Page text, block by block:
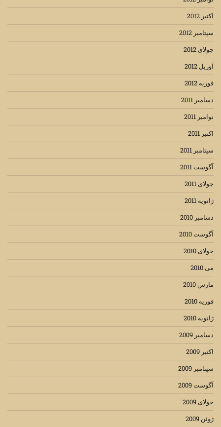
اکتبر 2012
سپتامبر 2012
جولای 2012
آوریل 2012
فوریه 2012
دسامبر 2011
نوامبر 2011
اکتبر 2011
سپتامبر 2011
آگوست 2011
جولای 2011
ژانویه 2011
دسامبر 2010
آگوست 2010
جولای 2010
می 2010
مارس 2010
فوریه 2010
ژانویه 2010
دسامبر 2009
اکتبر 2009
سپتامبر 2009
آگوست 2009
جولای 2009
ژوئن 2009